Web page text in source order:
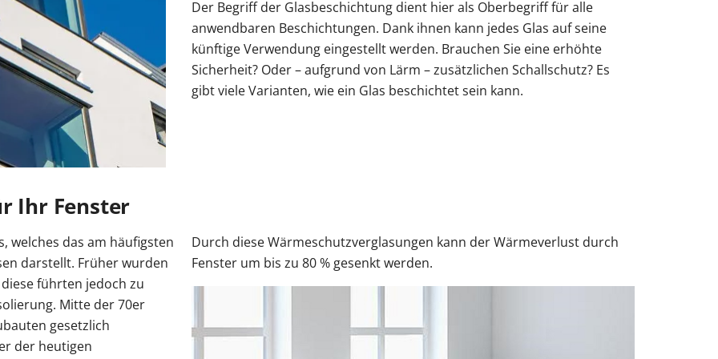
Kömmerling Fenster VEKA Fenster Sprossenfenster Fenster mit Rollladen Fenster nach Maß
Farben Balkontür mit Rollladen Balkontür zweiflügelig Balkontür sichern
Farben
Entdecken Sie unsere Smart-Slide-Schiebetüren
Haustür mit Seitenteil Haustür mit Oberlicht Haustür modern
Gelenkarmmarkise Rolladen nachrüsten Pergola Terrasse Terrassenüberdachung
Entdecken Sie unsere Solar-Rollläden
Zaun Farben Zäune Kosten
Entdecken Sie unsere Doppeltore
Preise Garagentor Holzoptik
Entdecken Sie unsere Sektionaltore
Carport Kosten Carport oder Garage
Carport aufbauen
Entdecken Sie unsere Carports mit Abstellraum
Der Begriff der Glasbeschichtung dient hier als Oberbegriff für alle
anwendbaren Beschichtungen. Dank ihnen kann jedes Glas auf seine
künftige Verwendung eingestellt werden. Brauchen Sie eine erhöhte
Sicherheit? Oder – aufgrund von Lärm – zusätzlichen Schallschutz? Es
gibt viele Varianten, wie ein Glas beschichtet sein kann.
Ihr Fenster
welches das am häufigsten
darstellt. Früher wurden
führten jedoch zu
Mitte der 70er
gesetzlich
der heutigen
Durch diese Wärmeschutzverglasungen kann der Wärmeverlust durch
Fenster um bis zu 80 % gesenkt werden.